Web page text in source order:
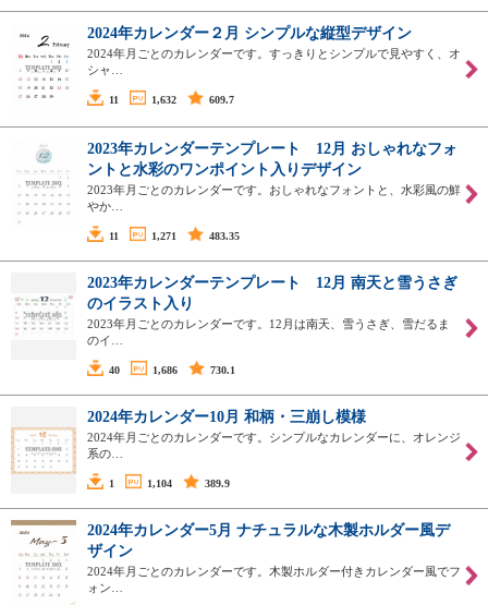
2024年カレンダー２月 シンプルな縦型デザイン
2024年月ごとのカレンダーです。すっきりとシンプルで見やすく、オ
シャ…
11 1,632 609.7
2023年カレンダーテンプレート 12月 おしゃれなフォ
ントと水彩のワンポイント入りデザイン
2023年月ごとのカレンダーです。おしゃれなフォントと、水彩風の鮮
やか…
11 1,271 483.35
2023年カレンダーテンプレート 12月 南天と雪うさぎ
のイラスト入り
2023年月ごとのカレンダーです。12月は南天、雪うさぎ、雪だるま
のイ…
40 1,686 730.1
2024年カレンダー10月 和柄・三崩し模様
2024年月ごとのカレンダーです。シンプルなカレンダーに、オレンジ
系の…
1 1,104 389.9
2024年カレンダー5月 ナチュラルな木製ホルダー風デ
ザイン
2024年月ごとのカレンダーです。木製ホルダー付きカレンダー風でフ
ォン…